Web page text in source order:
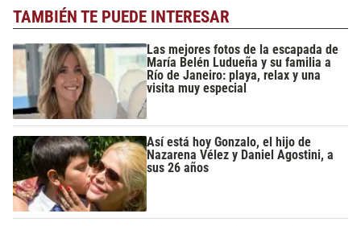
TAMBIÉN TE PUEDE INTERESAR
Las mejores fotos de la escapada de
María Belén Ludueña y su familia a
Río de Janeiro: playa, relax y una
visita muy especial
Así está hoy Gonzalo, el hijo de
Nazarena Vélez y Daniel Agostini, a
sus 26 años